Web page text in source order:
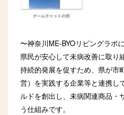
〜神奈川ME-BYOリビングラボ
県民が安心して未病改善に取り
持続的発展を促すため、県が市
営）を実践する企業等と連携し
ルドを創出し、未病関連商品・
う仕組みです。